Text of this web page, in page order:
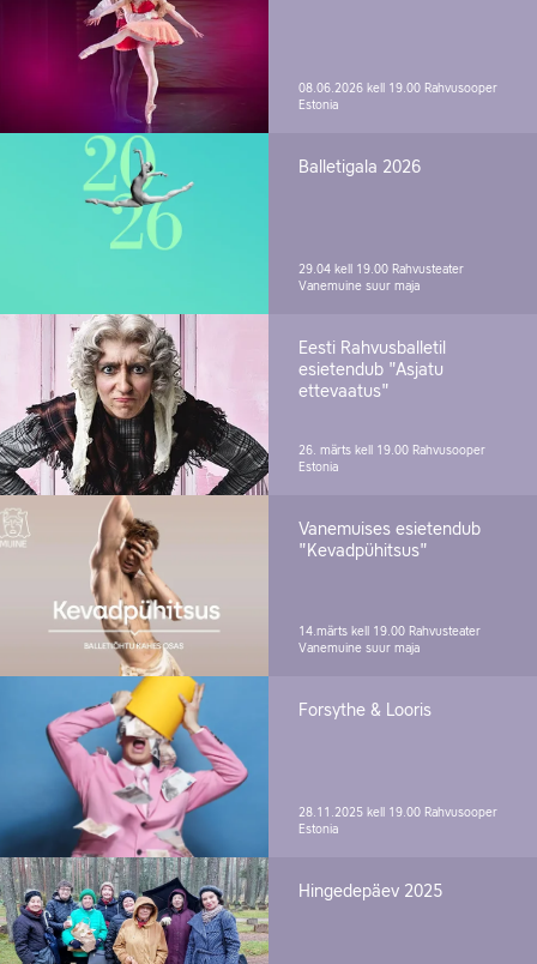
08.06.2026 kell 19.00 Rahvusooper
Estonia
Balletigala 2026
29.04 kell 19.00 Rahvusteater
Vanemuine suur maja
Eesti Rahvusballetil
esietendub "Asjatu
ettevaatus"
26. märts kell 19.00 Rahvusooper
Estonia
Vanemuises esietendub
"Kevadpühitsus"
14.märts kell 19.00 Rahvusteater
Vanemuine suur maja
Forsythe & Looris
28.11.2025 kell 19.00 Rahvusooper
Estonia
Hingedepäev 2025